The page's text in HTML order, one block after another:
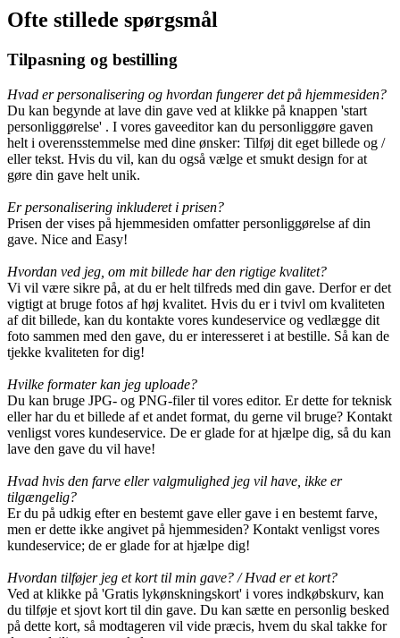
Ofte stillede spørgsmål
Tilpasning og bestilling
Hvad er personalisering og hvordan fungerer det på hjemmesiden?
Du kan begynde at lave din gave ved at klikke på knappen 'start
personliggørelse' . I vores gaveeditor kan du personliggøre gaven
helt i overensstemmelse med dine ønsker: Tilføj dit eget billede og /
eller tekst. Hvis du vil, kan du også vælge et smukt design for at
gøre din gave helt unik.
Er personalisering inkluderet i prisen?
Prisen der vises på hjemmesiden omfatter personliggørelse af din
gave. Nice and Easy!
Hvordan ved jeg, om mit billede har den rigtige kvalitet?
Vi vil være sikre på, at du er helt tilfreds med din gave. Derfor er det
vigtigt at bruge fotos af høj kvalitet. Hvis du er i tvivl om kvaliteten
af dit billede, kan du kontakte vores kundeservice og vedlægge dit
foto sammen med den gave, du er interesseret i at bestille. Så kan de
tjekke kvaliteten for dig!
Hvilke formater kan jeg uploade?
Du kan bruge JPG- og PNG-filer til vores editor. Er dette for teknisk
eller har du et billede af et andet format, du gerne vil bruge? Kontakt
venligst vores kundeservice. De er glade for at hjælpe dig, så du kan
lave den gave du vil have!
Hvad hvis den farve eller valgmulighed jeg vil have, ikke er
tilgængelig?
Er du på udkig efter en bestemt gave eller gave i en bestemt farve,
men er dette ikke angivet på hjemmesiden? Kontakt venligst vores
kundeservice; de er glade for at hjælpe dig!
Hvordan tilføjer jeg et kort til min gave? / Hvad er et kort?
Ved at klikke på 'Gratis lykønskningskort' i vores indkøbskurv, kan
du tilføje et sjovt kort til din gave. Du kan sætte en personlig besked
på dette kort, så modtageren vil vide præcis, hvem du skal takke for